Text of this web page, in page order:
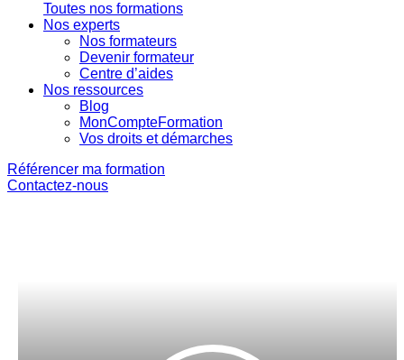
Toutes nos formations
Nos experts
Nos formateurs
Devenir formateur
Centre d’aides
Nos ressources
Blog
MonCompteFormation
Vos droits et démarches
Référencer ma formation
Contactez-nous